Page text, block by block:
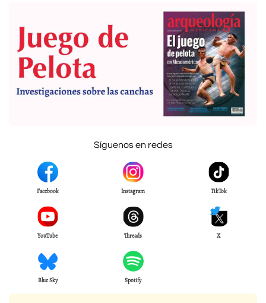
Síguenos en redes
Facebook Instagram TikTok
YouTube Threads X
Blue Sky Spotify